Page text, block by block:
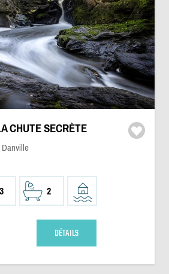
CHUTE SECRÈTE
Danville
3 2
DÉTAILS